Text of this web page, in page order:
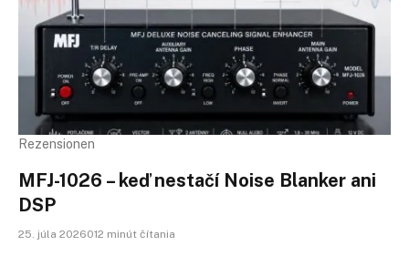
Rezensionen
MFJ-1026 – keď nestačí Noise Blanker ani
DSP
25. júla 2026012 minút čítania